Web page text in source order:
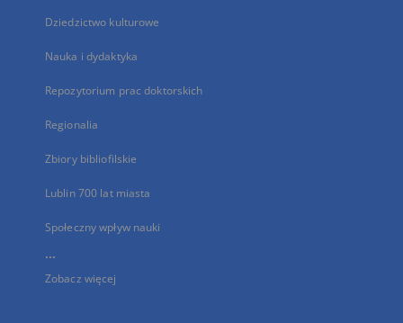
Dziedzictwo kulturowe
Nauka i dydaktyka
Repozytorium prac doktorskich
Regionalia
Zbiory bibliofilskie
Lublin 700 lat miasta
Społeczny wpływ nauki
...
Zobacz więcej